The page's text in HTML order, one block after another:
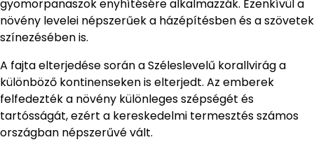
gyomorpanaszok enyhítésére alkalmazzák. Ezenkívül a
növény levelei népszerűek a házépítésben és a szövetek
színezésében is.
A fajta elterjedése során a Széleslevelű korallvirág a
különböző kontinenseken is elterjedt. Az emberek
felfedezték a növény különleges szépségét és
tartósságát, ezért a kereskedelmi termesztés számos
országban népszerűvé vált.